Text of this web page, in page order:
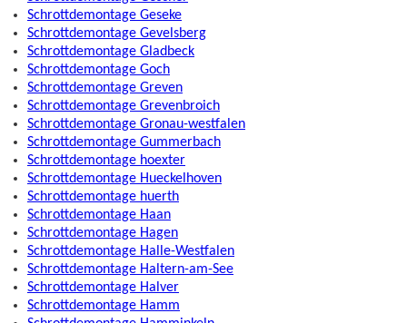
Schrottdemontage Geseke
Schrottdemontage Gevelsberg
Schrottdemontage Gladbeck
Schrottdemontage Goch
Schrottdemontage Greven
Schrottdemontage Grevenbroich
Schrottdemontage Gronau-westfalen
Schrottdemontage Gummerbach
Schrottdemontage hoexter
Schrottdemontage Hueckelhoven
Schrottdemontage huerth
Schrottdemontage Haan
Schrottdemontage Hagen
Schrottdemontage Halle-Westfalen
Schrottdemontage Haltern-am-See
Schrottdemontage Halver
Schrottdemontage Hamm